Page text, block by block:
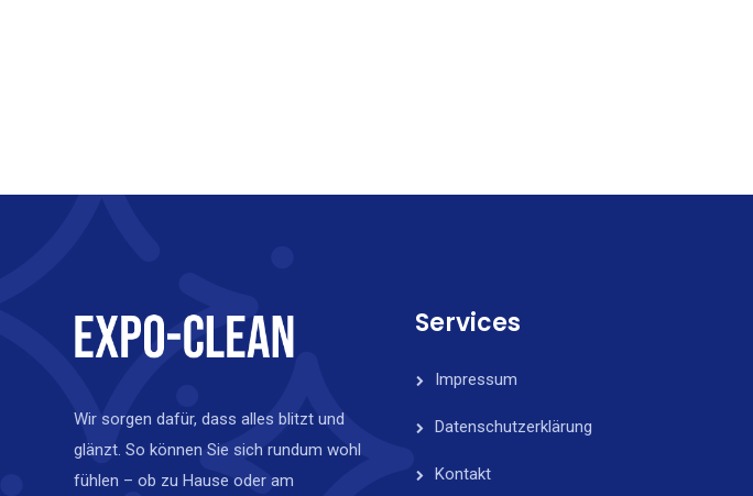
Wir sorgen dafür, dass alles blitzt und
glänzt. So können Sie sich rundum wohl
fühlen – ob zu Hause oder am
Services
Impressum
Datenschutzerklärung
Kontakt